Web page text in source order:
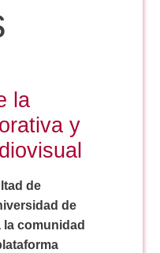
la
y
de
de
la comunidad